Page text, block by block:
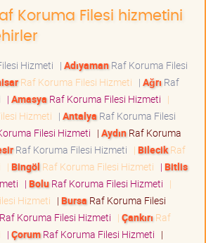
Koruma Filesi hizmetini
Hizmeti | AdıyamanRaf Koruma Filesi
Raf Koruma Filesi Hizmeti | Ağrı Raf
| Amasya Raf Koruma Filesi Hizmeti |
Hizmeti | Antalya Raf Koruma Filesi
Filesi Hizmeti | AydınRaf Koruma
Raf Koruma Filesi Hizmeti | BilecikRaf
| Bingöl Raf Koruma Filesi Hizmeti | Bitlis
| BoluRaf Koruma Filesi Hizmeti |
Hizmeti | Bursa Raf Koruma Filesi
Koruma Filesi Hizmeti | Çankırı Raf
| ÇorumRaf Koruma Filesi Hizmeti |